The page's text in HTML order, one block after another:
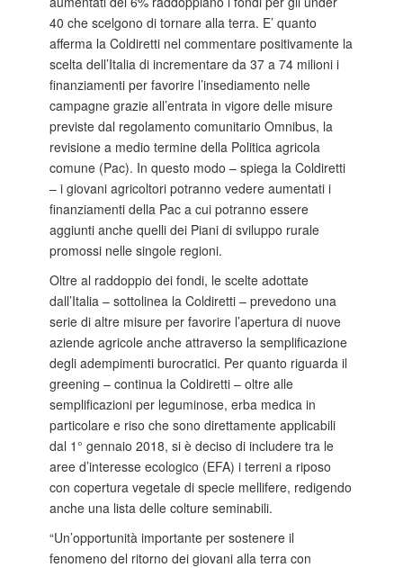
40 che scelgono di tornare alla terra. E’ quanto
afferma la Coldiretti nel commentare positivamente la
scelta dell’Italia di incrementare da 37 a 74 milioni i
finanziamenti per favorire l’insediamento nelle
campagne grazie all’entrata in vigore delle misure
previste dal regolamento comunitario Omnibus, la
revisione a medio termine della Politica agricola
comune (Pac). In questo modo – spiega la Coldiretti
– i giovani agricoltori potranno vedere aumentati i
finanziamenti della Pac a cui potranno essere
aggiunti anche quelli dei Piani di sviluppo rurale
promossi nelle singole regioni.
Oltre al raddoppio dei fondi, le scelte adottate
dall’Italia – sottolinea la Coldiretti – prevedono una
serie di altre misure per favorire l’apertura di nuove
aziende agricole anche attraverso la semplificazione
degli adempimenti burocratici. Per quanto riguarda il
greening – continua la Coldiretti – oltre alle
semplificazioni per leguminose, erba medica in
particolare e riso che sono direttamente applicabili
dal 1° gennaio 2018, si è deciso di includere tra le
aree d’interesse ecologico (EFA) i terreni a riposo
con copertura vegetale di specie mellifere, redigendo
anche una lista delle colture seminabili.
“Un’opportunità importante per sostenere il
fenomeno del ritorno dei giovani alla terra con